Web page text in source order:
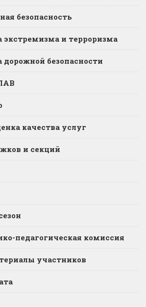
безопасность
экстремизма и терроризма
безопасности
качества услуг
и секций
педагогическая комиссия
участников